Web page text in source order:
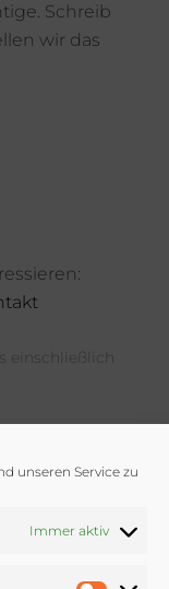
unseren Service zu
Immer aktiv
Schreib
wir das
einschließlich